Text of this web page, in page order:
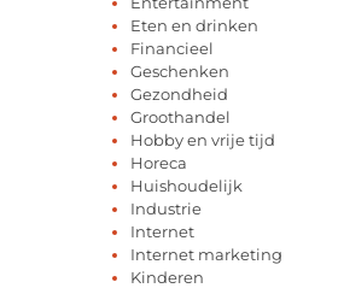
Eten en drinken
Financieel
Geschenken
Gezondheid
Groothandel
Hobby en vrije tijd
Horeca
Huishoudelijk
Industrie
Internet
Internet marketing
Kinderen